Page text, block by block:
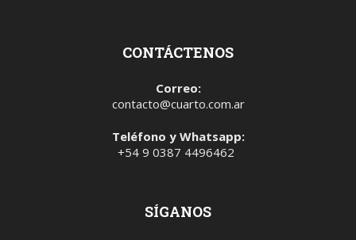
CONTÁCTENOS
Correo:
contacto@cuarto.com.ar
Teléfono y Whatsapp:
+54 9 0387 4496462
SÍGANOS